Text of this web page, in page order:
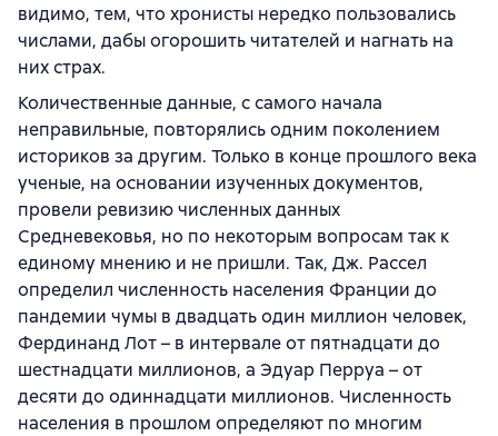
видимо, тем, что хронисты нередко пользовались
числами, дабы огорошить читателей и нагнать на
них страх.
Количественные данные, с самого начала
неправильные, повторялись одним поколением
историков за другим. Только в конце прошлого века
ученые, на основании изученных документов,
провели ревизию численных данных
Средневековья, но по некоторым вопросам так к
единому мнению и не пришли. Так, Дж. Рассел
определил численность населения Франции до
пандемии чумы в двадцать один миллион человек,
Фердинанд Лот – в интервале от пятнадцати до
шестнадцати миллионов, а Эдуар Перруа – от
десяти до одиннадцати миллионов. Численность
населения в прошлом определяют по многим